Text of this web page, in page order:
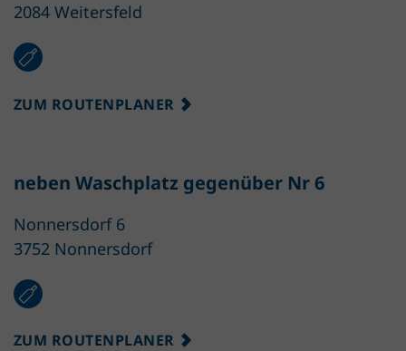
2084 Weitersfeld
ZUM ROUTENPLANER
neben Waschplatz gegenüber Nr 6
Nonnersdorf 6
3752 Nonnersdorf
ZUM ROUTENPLANER